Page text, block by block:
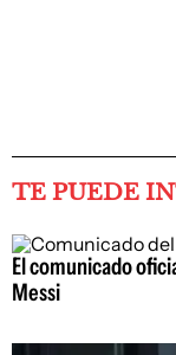
TE PUEDE
El comunicado
Messi